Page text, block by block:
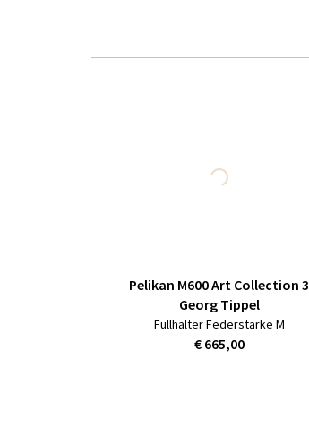
Pelikan M600 Art Collection 3
Georg Tippel
Füllhalter Federstärke M
€ 665,00